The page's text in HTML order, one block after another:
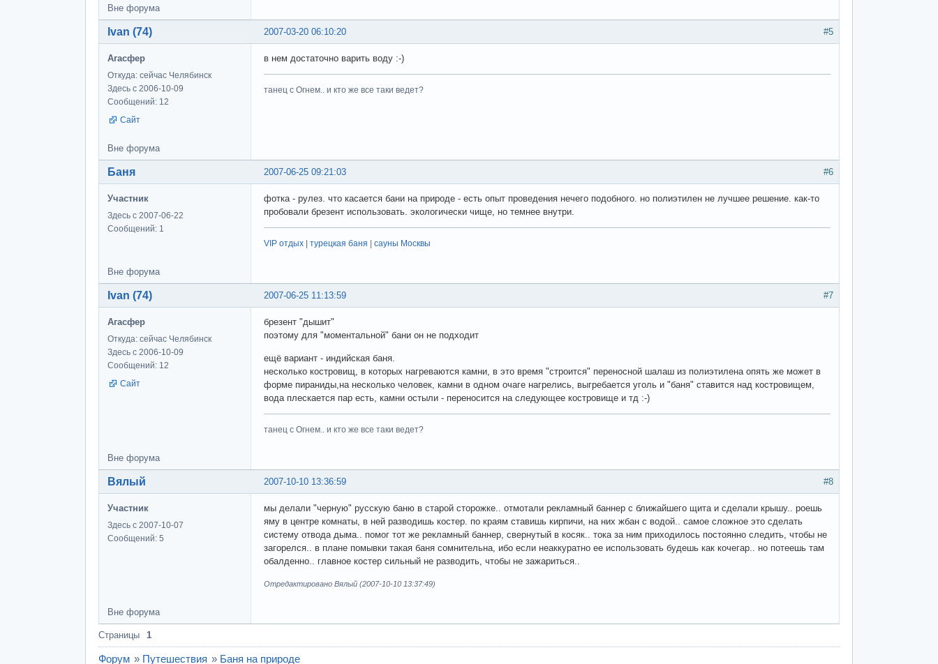
Вне форума
#5
2007-03-20 06:10:20
Ivan (74)
Агасфер
Откуда: сейчас Челябинск
Здесь с 2006-10-09
Сообщений: 12
Сайт
в нем достаточно варить воду :-)
танец с Огнем.. и кто же все таки ведет?
Вне форума
#6
2007-06-25 09:21:03
Баня
Участник
Здесь с 2007-06-22
Сообщений: 1
фотка - рулез. что касается бани на природе - есть опыт проведения нечего подобного. но полиэтилен не лучшее решение. как-то
пробовали брезент использовать. экологически чище, но темнее внутри.
VIP отдых | турецкая баня | сауны Москвы
Вне форума
#7
2007-06-25 11:13:59
Ivan (74)
Агасфер
Откуда: сейчас Челябинск
Здесь с 2006-10-09
Сообщений: 12
Сайт
брезент "дышит"
поэтому для "моментальной" бани он не подходит
ещё вариант - индийская баня.
несколько костровищ, в которых нагреваются камни, в это время "строится" переносной шалаш из полиэтилена опять же может в
форме пираниды,на несколько человек, камни в одном очаге нагрелись, выгребается уголь и "баня" ставится над костровищем,
вода плескается пар есть, камни остыли - переносится на следующее костровище и тд :-)
танец с Огнем.. и кто же все таки ведет?
Вне форума
#8
2007-10-10 13:36:59
Вялый
Участник
Здесь с 2007-10-07
Сообщений: 5
мы делали "черную" русскую баню в старой сторожке.. отмотали рекламный баннер с ближайшего щита и сделали крышу.. роешь
яму в центре комнаты, в ней разводишь костер. по краям ставишь кирпичи, на них жбан с водой.. самое сложное это сделать
систему отвода дыма.. помог тот же рекламный баннер, свернутый в косяк.. тока за ним приходилось постоянно следить, чтобы не
загорелся.. в плане помывки такая баня сомнительна, ибо если неаккуратно ее использовать будешь как кочегар.. но потеешь там
обалденно.. главное костер сильный не разводить, чтобы не зажариться..
Отредактировано Вялый (2007-10-10 13:37:49)
Вне форума
Страницы 1
Форум » Путешествия » Баня на природе